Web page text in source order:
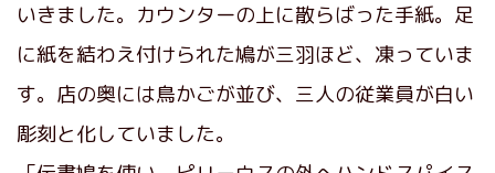
いきました。カウンターの上に散らばった手紙。足
に紙を結わえ付けられた鳩が三羽ほど、凍っていま
す。店の奥には鳥かごが並び、三人の従業員が白い
彫刻と化していました。